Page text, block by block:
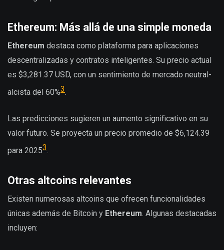
Ethereum: Más allá de una simple moneda
Ethereum destaca como plataforma para aplicaciones
descentralizadas y contratos inteligentes. Su precio actual
es $3,281.37 USD, con un sentimiento de mercado neutral-
alcista del 60%3.
Las predicciones sugieren un aumento significativo en su
valor futuro. Se proyecta un precio promedio de $6,124.39
para 20253.
Otras altcoins relevantes
Existen numerosas altcoins que ofrecen funcionalidades
únicas además de Bitcoin y Ethereum. Algunas destacadas
incluyen: